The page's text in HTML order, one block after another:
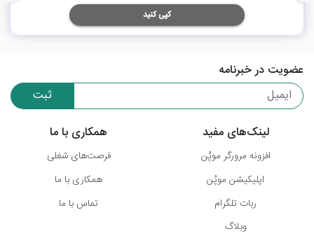
کپی کنید
عضویت در خبرنامه
ثبت
لینک‌های مفید
افزونه مرورگر موپُن
اپلیکیشن موپُن
ربات تلگرام
وبلاگ
همکاری با ما
فرصت‌های شغلی
همکاری با ما
تماس با ما